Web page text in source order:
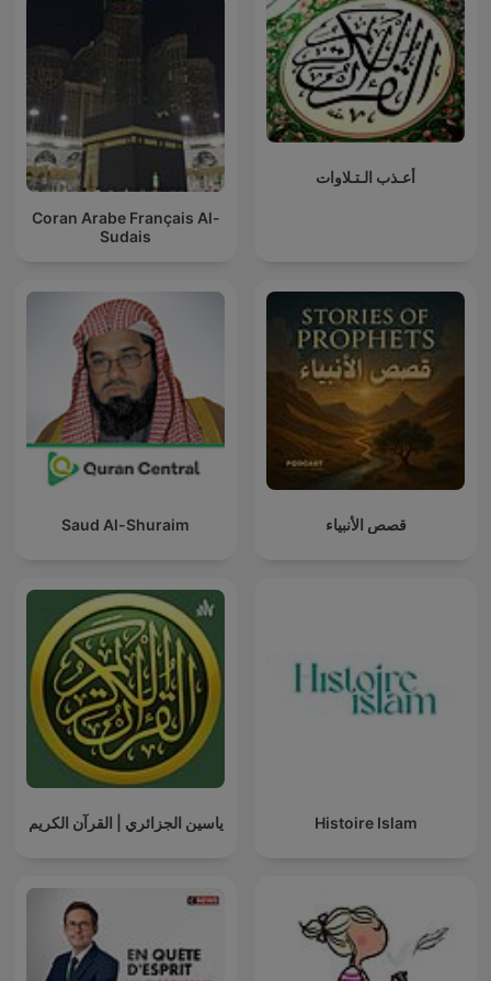
Coran Arabe Français Al-
Sudais
أعـذب الـتـلاوات
Saud Al-Shuraim قصص الأنبياء
ياسين الجزائري | القرآن الكريم Histoire Islam